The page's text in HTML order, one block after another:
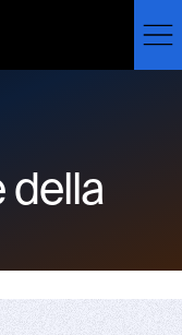
della